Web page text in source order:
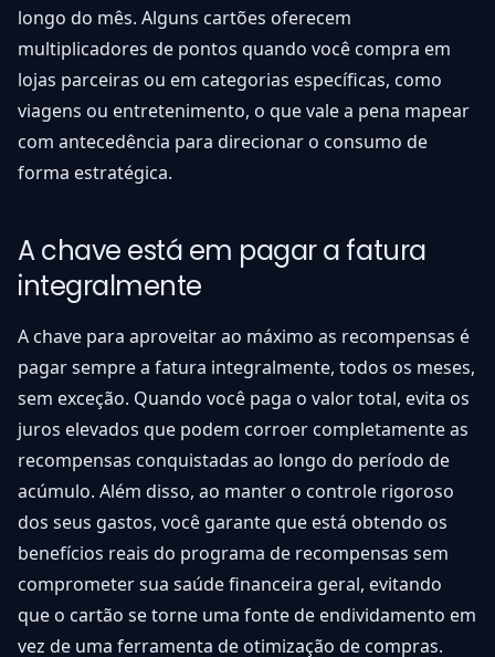
longo do mês. Alguns cartões oferecem
multiplicadores de pontos quando você compra em
lojas parceiras ou em categorias específicas, como
viagens ou entretenimento, o que vale a pena mapear
com antecedência para direcionar o consumo de
forma estratégica.
A chave está em pagar a fatura
integralmente
A chave para aproveitar ao máximo as recompensas é
pagar sempre a fatura integralmente, todos os meses,
sem exceção. Quando você paga o valor total, evita os
juros elevados que podem corroer completamente as
recompensas conquistadas ao longo do período de
acúmulo. Além disso, ao manter o controle rigoroso
dos seus gastos, você garante que está obtendo os
benefícios reais do programa de recompensas sem
comprometer sua saúde financeira geral, evitando
que o cartão se torne uma fonte de endividamento em
vez de uma ferramenta de otimização de compras.